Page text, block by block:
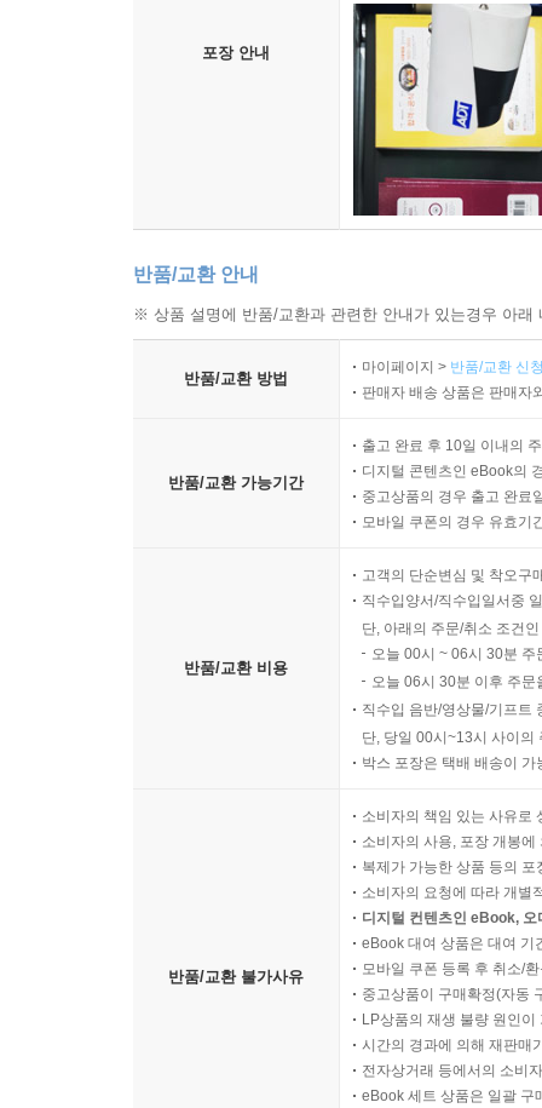
포장 안내
반품/교환 안내
※ 상품 설명에 반품/교환과 관련한 안내가 있는경우 아
반품/교환 방법
마이페이지 > 반품/교환 신
판매자 배송 상품은 판매자
반품/교환 가능기간
출고 완료 후 10일 이내의
디지털 콘텐츠인 eBook의
중고상품의 경우 출고 완료
모바일 쿠폰의 경우 유효기
반품/교환 비용
고객의 단순변심 및 착오구
직수입양서/직수입일서중
단, 아래의 주문/취소 조건
오늘 00시 ~ 06시 30분
오늘 06시 30분 이후 주
직수입 음반/영상물/기프트
단, 당일 00시~13시 사이의
박스 포장은 택배 배송이
반품/교환 불가사유
소비자의 책임 있는 사유로
소비자의 사용, 포장 개봉
복제가 가능한 상품 등의
소비자의 요청에 따라 개별
디지털 컨텐츠인 eBook,
eBook 대여 상품은 대여 기
모바일 쿠폰 등록 후 취소/
중고상품이 구매확정(자동
LP상품의 재생 불량 원인
시간의 경과에 의해 재판매
전자상거래 등에서의 소비
eBook 세트 상품은 일괄 구